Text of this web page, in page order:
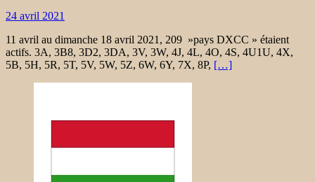
24 avril 2021
11 avril au dimanche 18 avril 2021, 209 »pays DXCC » étaient
actifs. 3A, 3B8, 3D2, 3DA, 3V, 3W, 4J, 4L, 4O, 4S, 4U1U, 4X,
5B, 5H, 5R, 5T, 5V, 5W, 5Z, 6W, 6Y, 7X, 8P, […]